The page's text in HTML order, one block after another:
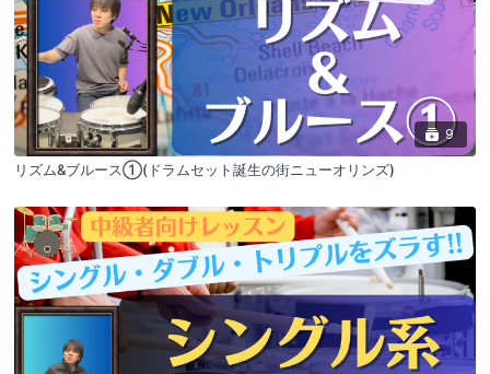
9
リズム&ブルース①(ドラムセット誕生の街ニューオリンズ)